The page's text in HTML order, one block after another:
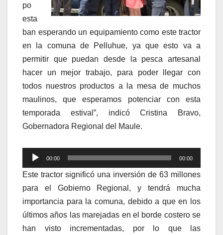
po
esta
ban esperando un equipamiento como este tractor
en la comuna de Pelluhue, ya que esto va a
permitir que puedan desde la pesca artesanal
hacer un mejor trabajo, para poder llegar con
todos nuestros productos a la mesa de muchos
maulinos, que esperamos potenciar con esta
temporada estival”, indicó Cristina Bravo,
Gobernadora Regional del Maule.
Reproductor
de
00:00 00:00
Este tractor significó una inversión de 63 millones
para el Gobierno Regional, y tendrá mucha
importancia para la comuna, debido a que en los
últimos años las marejadas en el borde costero se
han visto incrementadas, por lo que las